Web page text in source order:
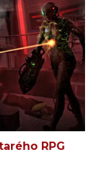
RPG